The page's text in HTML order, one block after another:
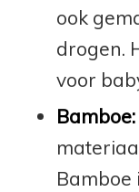
ook
drogen.
voor
Bamboe:
Bamboe